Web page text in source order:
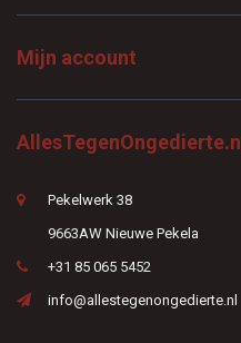
Mijn account
AllesTegenOngedierte.nl
Pekelwerk 38
9663AW Nieuwe Pekela
+31 85 065 5452
info@allestegenongedierte.nl